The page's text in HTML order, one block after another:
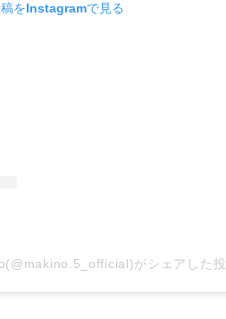
稿をInstagramで見る
がシェアした